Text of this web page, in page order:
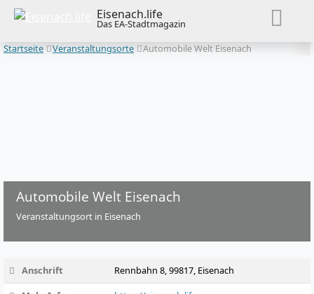
Eisenach.life
Das EA-Stadtmagazin
Startseite
Veranstaltungsorte Automobile Welt Eisenach
Automobile Welt Eisenach
Veranstaltungsort in Eisenach
Anschrift
Rennbahn 8, 99817, Eisenach